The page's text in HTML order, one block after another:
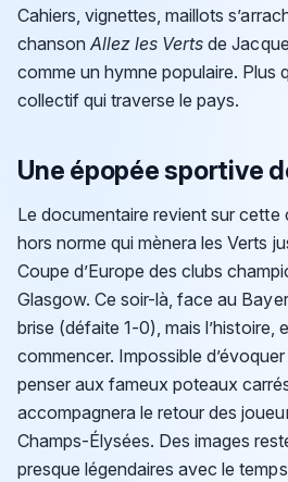
Cahiers, vignettes, maillots
chansonAllez les Verts de
comme un hymne populaire. Plus
collectif qui traverse le pays.
Une épopée sportive
Le documentaire revient sur cette
hors norme qui mènera les Verts
Coupe d’Europe des clubs
Glasgow. Ce soir-là, face au
brise (défaite 1-0), mais l’histoire,
commencer. Impossible
penser aux fameux poteaux
accompagnera le retour des
Champs-Élysées. Des images
presque légendaires avec le